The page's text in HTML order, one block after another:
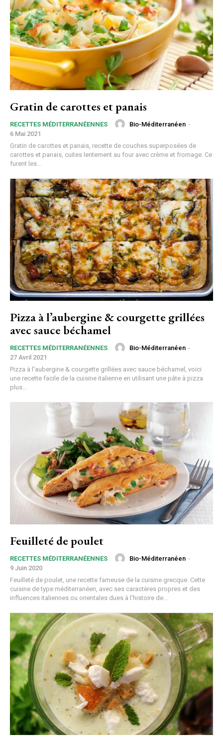
Gratin de carottes et panais
RECETTES MÉDITERRANÉENNES Bio-Méditerranéen -
6 Mai 2021
Gratin de carottes et panais, recette de couches superposées de
carottes et panais, cuites lentement au four avec crème et fromage. Ce
furent les...
Pizza à l’aubergine & courgette grillées
avec sauce béchamel
RECETTES MÉDITERRANÉENNES Bio-Méditerranéen -
27 Avril 2021
Pizza à l'aubergine & courgette grillées avec sauce béchamel, voici
une recette facile de la cuisine italienne en utilisant une pâte à pizza
plus...
Feuilleté de poulet
RECETTES MÉDITERRANÉENNES Bio-Méditerranéen -
9 Juin 2020
Feuilleté de poulet, une recette fameuse de la cuisine grecque. Cette
cuisine de type méditerranéen, avec ses caractères propres et des
influences italiennes ou orientales dues à l'histoire de...